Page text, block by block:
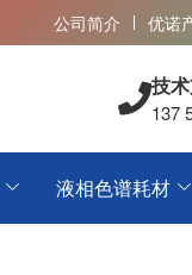
公司简介 优诺
技
137
液相色谱耗材